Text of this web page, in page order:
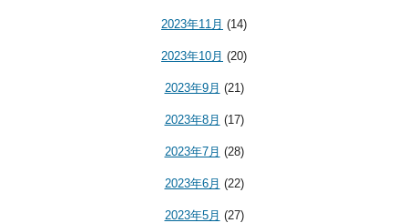
2023年11月 (14)
2023年10月 (20)
2023年9月 (21)
2023年8月 (17)
2023年7月 (28)
2023年6月 (22)
2023年5月 (27)